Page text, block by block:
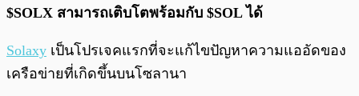
$SOLX สามารถเติบโตพร้อมกับ $SOL ได้
Solaxy เป็นโปรเจคแรกที่จะแก้ไขปัญหาความแออัดของ
เครือข่ายที่เกิดขึ้นบนโซลานา